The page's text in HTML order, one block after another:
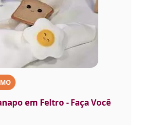
em Feltro - Faça Você